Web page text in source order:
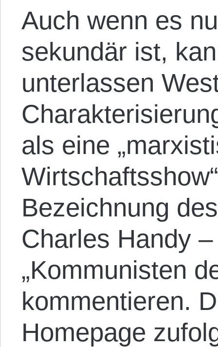
Auch wenn es
sekundär ist,
unterlassen
als eine
Bezeichnung
Charles Handy
„Kommunisten
kommentieren.
Homepage